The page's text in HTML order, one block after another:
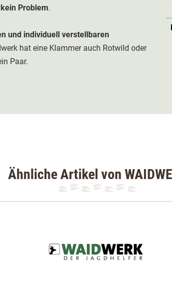
Problem.
und individuell verstellbaren
hat eine Klammer auch Rotwild oder
Paar.
Ähnliche Artikel von